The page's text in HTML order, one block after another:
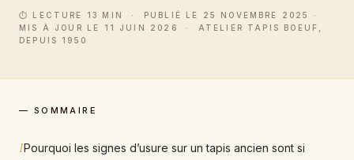
⏱ LECTURE 13 MIN · PUBLIÉ LE 25 NOVEMBRE 2025 ·
MIS À JOUR LE 11 JUIN 2026 · ATELIER TAPIS BOEUF,
DEPUIS 1950
— SOMMAIRE
IPourquoi les signes d’usure sur un tapis ancien sont si